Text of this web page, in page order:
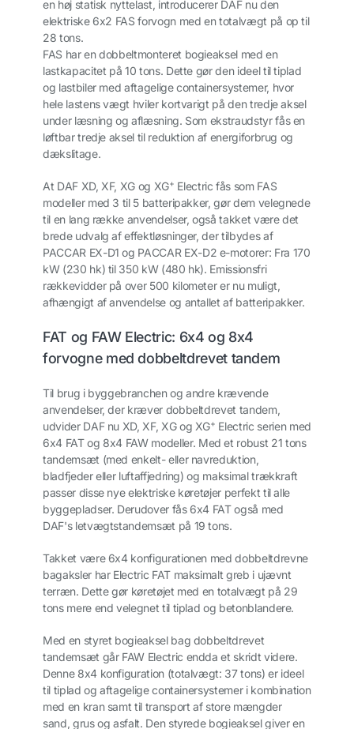
en høj statisk nyttelast, introducerer DAF nu den
elektriske 6x2 FAS forvogn med en totalvægt på op til
28 tons.
FAS har en dobbeltmonteret bogieaksel med en
lastkapacitet på 10 tons. Dette gør den ideel til tiplad
og lastbiler med aftagelige containersystemer, hvor
hele lastens vægt hviler kortvarigt på den tredje aksel
under læsning og aflæsning. Som ekstraudstyr fås en
løftbar tredje aksel til reduktion af energiforbrug og
dækslitage.
At DAF XD, XF, XG og XG+ Electric fås som FAS
modeller med 3 til 5 batteripakker, gør dem velegnede
til en lang række anvendelser, også takket være det
brede udvalg af effektløsninger, der tilbydes af
PACCAR EX-D1 og PACCAR EX-D2 e-motorer: Fra 170
kW (230 hk) til 350 kW (480 hk). Emissionsfri
rækkevidder på over 500 kilometer er nu muligt,
afhængigt af anvendelse og antallet af batteripakker.
FAT og FAW Electric: 6x4 og 8x4
forvogne med dobbeltdrevet tandem
Til brug i byggebranchen og andre krævende
anvendelser, der kræver dobbeltdrevet tandem,
udvider DAF nu XD, XF, XG og XG+ Electric serien med
6x4 FAT og 8x4 FAW modeller. Med et robust 21 tons
tandemsæt (med enkelt- eller navreduktion,
bladfjeder eller luftaffjedring) og maksimal trækkraft
passer disse nye elektriske køretøjer perfekt til alle
byggepladser. Derudover fås 6x4 FAT også med
DAF's letvægtstandemsæt på 19 tons.
Takket være 6x4 konfigurationen med dobbeltdrevne
bagaksler har Electric FAT maksimalt greb i ujævnt
terræn. Dette gør køretøjet med en totalvægt på 29
tons mere end velegnet til tiplad og betonblandere.
Med en styret bogieaksel bag dobbeltdrevet
tandemsæt går FAW Electric endda et skridt videre.
Denne 8x4 konfiguration (totalvægt: 37 tons) er ideel
til tiplad og aftagelige containersystemer i kombination
med en kran samt til transport af store mængder
sand, grus og asfalt. Den styrede bogieaksel giver en